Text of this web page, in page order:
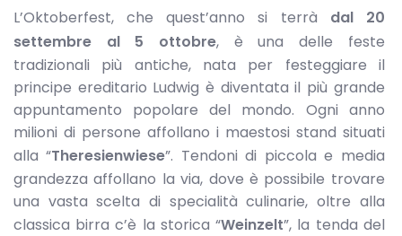
L’Oktoberfest, che quest’anno si terrà dal 20
settembre al 5 ottobre, è una delle feste
tradizionali più antiche, nata per festeggiare il
principe ereditario Ludwig è diventata il più grande
appuntamento popolare del mondo. Ogni anno
milioni di persone affollano i maestosi stand situati
alla “Theresienwiese”. Tendoni di piccola e media
grandezza affollano la via, dove è possibile trovare
una vasta scelta di specialità culinarie, oltre alla
classica birra c’è la storica “Weinzelt”, la tenda del